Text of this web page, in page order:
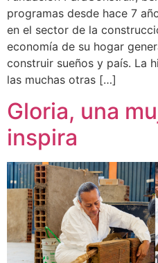
programas desde hace 7
en el sector de la
economía de su hogar
construir sueños y país. La
las muchas otras […]
Gloria, una
inspira